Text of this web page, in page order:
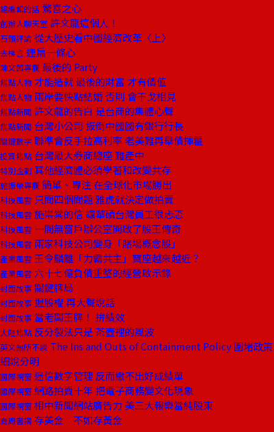
總編輯的話 驚喜之心
創辦人聊天室 許文龍這個人！
石頭評論 從大歷史看中國經濟改革〈上〉
去梯言 連扁一條心
陳文茜專欄 最後的 Party
焦點人物 才能造就 最後的財富 才有價值
焦點人物 兩岸要快點結婚 否則 會干戈相見
焦點新聞 許文龍的告白 是台商的集體心聲
焦點新聞 台灣小公司 扳倒中國國有銀行行長
關鍵數字 聯準會反手拉高利率 老美難再舉債揮霍
投資焦點 台灣最大券商總座 難產中
特別企劃 其他經濟體必須學著和改變共存
施振榮專欄 簡單、專注 在全球化市場勝出
科技風雲 只問四個問題 雅虎就決定做拍賣
科技風雲 施崇棠的信 讓華碩台灣員工很忐忑
科技風雲 一間無窗戶辦公室開啟了股王傳奇
科技風雲 兩家科技公司變身「賭場概念股」
產業風雲 王令麟離「力霸共主」寶座越來越近？
產業風雲 六十七億負債重整的經營啟示錄
封面故事 關鍵牌局
封面故事 握股權 再大聲說話
封面故事 當老闆王牌！ 拚績效
大陸焦點 反分裂法只是 茶壺裡的風波
英文無所不談 The Ins and Outs of Containment Policy 圍堵政策
細說分明
國際視窗 迷信數字管理 反而繳不出好成績單
國際視窗 網路拍賣十年 把電子商務變文化現象
國際視窗 相中新聞網站廣告力 美三大報樂當純股東
商周書摘 存美金 不如存黃金